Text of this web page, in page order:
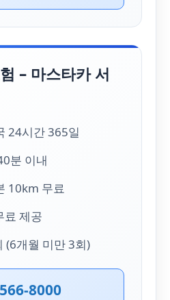
– 마스타카 서
24시간 365일
분 이내
10km 무료
료 제공
(6개월 미만 3회)
8000